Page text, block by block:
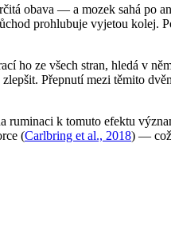
obava — a mozek sahá po
prohlubuje vyjetou kolej.
ho ze všech stran, hledá v
Přepnutí mezi těmito
ruminaci k tomuto efektu
(Carlbring et al., 2018) — což